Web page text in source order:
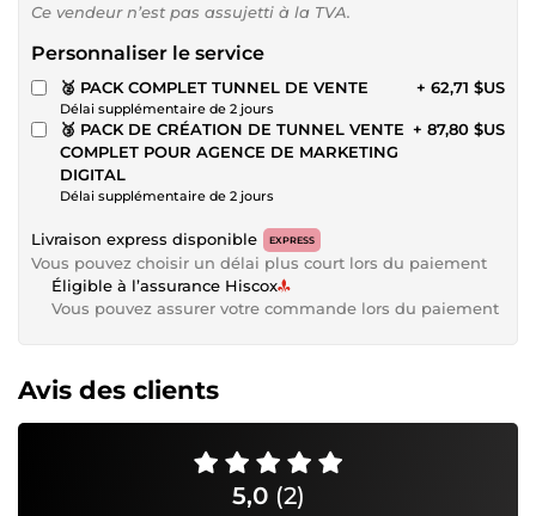
Ce vendeur n’est pas assujetti à la TVA.
Personnaliser le service
🥈 PACK COMPLET TUNNEL DE VENTE
Délai supplémentaire de 2 jours
+ 62,71 $US
🥉 PACK DE CRÉATION DE TUNNEL VENTE
COMPLET POUR AGENCE DE MARKETING
DIGITAL
Délai supplémentaire de 2 jours
+ 87,80 $US
Livraison express disponible EXPRESS
Vous pouvez choisir un délai plus court lors du paiement
Éligible à l’assurance Hiscox
Vous pouvez assurer votre commande lors du paiement
Avis des clients
5,0 (2)